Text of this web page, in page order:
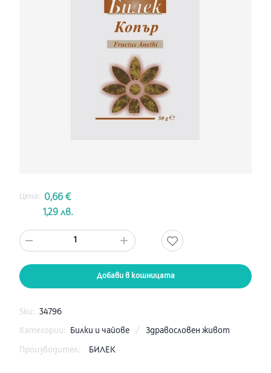
Цена: 0,66 €
1,29 лв.
1
Добави в кошницата
Sku: 34796
Категории: Билки и чайове / Здравословен живот
Производител: БИЛЕК